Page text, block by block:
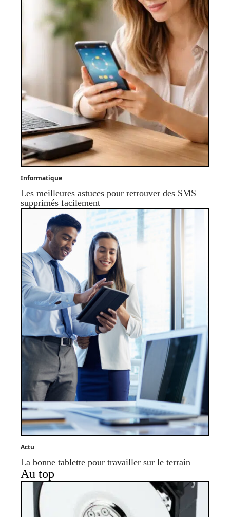
Informatique
Les meilleures astuces pour retrouver des SMS
supprimés facilement
Actu
La bonne tablette pour travailler sur le terrain
Au top